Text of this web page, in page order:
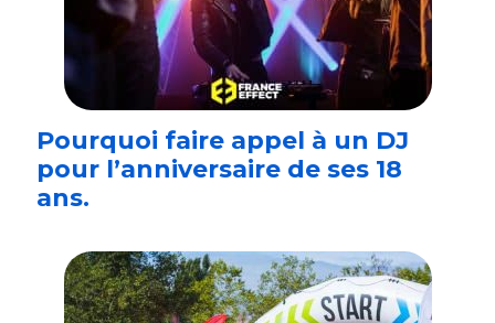
Pourquoi faire appel à un DJ
pour l’anniversaire de ses 18
ans.